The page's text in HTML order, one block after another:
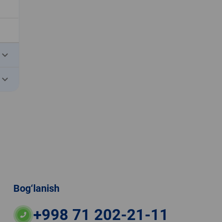
keyboard_arrow_down
keyboard_arrow_down
Bog‘lanish
+998 71 202-21-11